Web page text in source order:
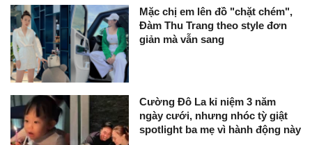
Mặc chị em lên đồ "chặt chém",
Đàm Thu Trang theo style đơn
giản mà vẫn sang
Cường Đô La kỉ niệm 3 năm
ngày cưới, nhưng nhóc tỳ giật
spotlight ba mẹ vì hành động này